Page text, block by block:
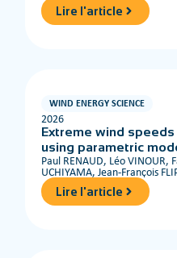
Lire l'article
WIND ENERGY SCIENCE
2026
Extreme wind
using parametric
Paul RENAUD, Léo VINOUR,
UCHIYAMA, Jean-François
Lire l'article